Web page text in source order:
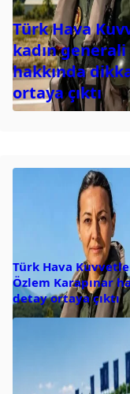
Türk Hava
kadın
hakkında
ortaya çıktı
Türk Hava
Özlem Karapınar
detay ortaya çıktı